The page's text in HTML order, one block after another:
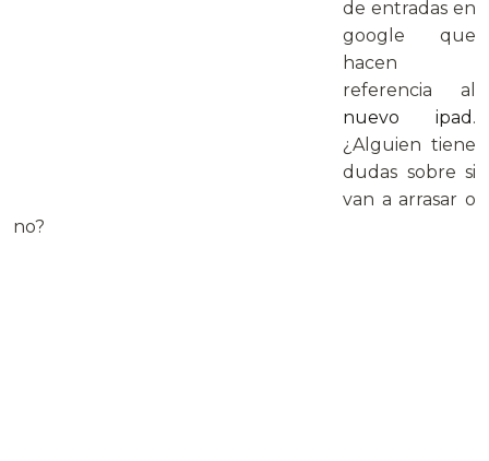
de entradas en
google que
hacen
referencia al
nuevo ipad .
¿Alguien tiene
dudas sobre si
van a arrasar o
no?